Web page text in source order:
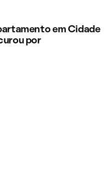
em Cidade
por